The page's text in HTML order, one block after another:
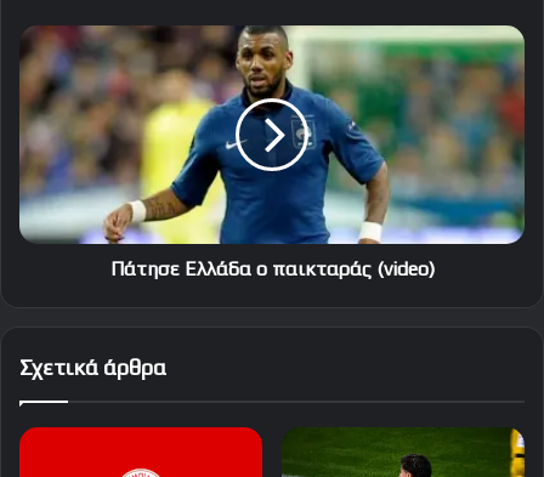
Πάτησε
Ελλάδα
παικταράς
(video)
Πάτησε Ελλάδα ο παικταράς (video)
Σχετικά άρθρα